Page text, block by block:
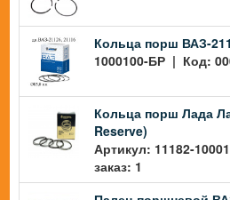
Кольца порш ВАЗ-
1000100-БР | Код:
Кольца порш Лада
Reserve)
Артикул: 11182-
заказ: 1